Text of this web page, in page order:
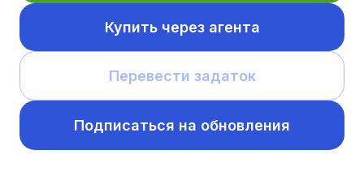
Купить через агента
Перевести задаток
Подписаться на обновления